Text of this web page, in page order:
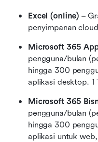
Excel (online) –
penyimpanan cloud
Microsoft 365
pengguna/bulan
hingga 300
aplikasi desktop. 1
Microsoft 365
pengguna/bulan
hingga 300
aplikasi untuk